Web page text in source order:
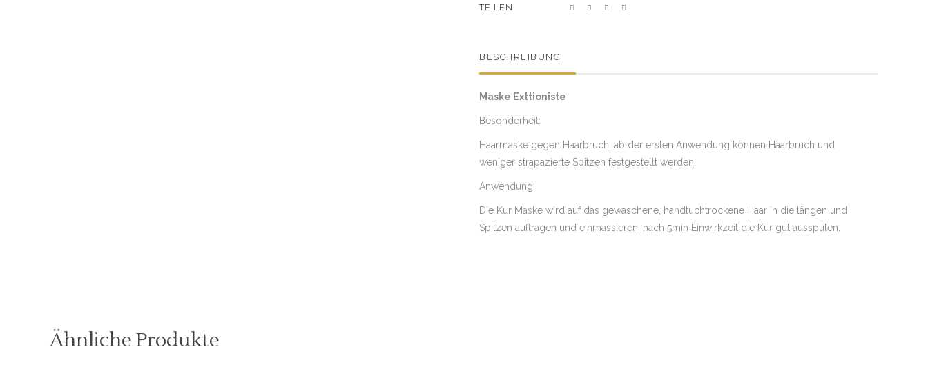
BESCHREIBUNG
Maske Exttioniste
Besonderheit:
Haarmaske gegen Haarbruch, ab der ersten Anwendung können Haarbruch und
weniger strapazierte Spitzen festgestellt werden.
Anwendung:
Die Kur Maske wird auf das gewaschene, handtuchtrockene Haar in die längen und
Spitzen auftragen und einmassieren. nach 5min Einwirkzeit die Kur gut ausspülen.
Ähnliche Produkte